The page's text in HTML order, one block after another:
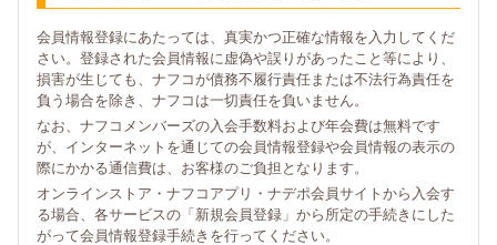
会員情報登録にあたっては、真実かつ正確な情報を入力してくだ
さい。登録された会員情報に虚偽や誤りがあったこと等により、
損害が生じても、ナフコが債務不履行責任または不法行為責任を
負う場合を除き、ナフコは一切責任を負いません。
なお、ナフコメンバーズの入会手数料および年会費は無料です
が、インターネットを通じての会員情報登録や会員情報の表示の
際にかかる通信費は、お客様のご負担となります。
オンラインストア・ナフコアプリ・ナデポ会員サイトから入会す
る場合、各サービスの「新規会員登録」から所定の手続きにした
がって会員情報登録手続きを行ってください。